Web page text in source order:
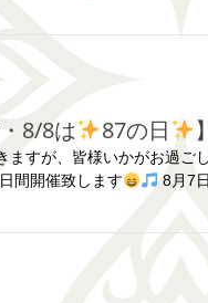
7・8/8は 87の日
ますが、皆様いかがお過ご
間開催致します
8月7